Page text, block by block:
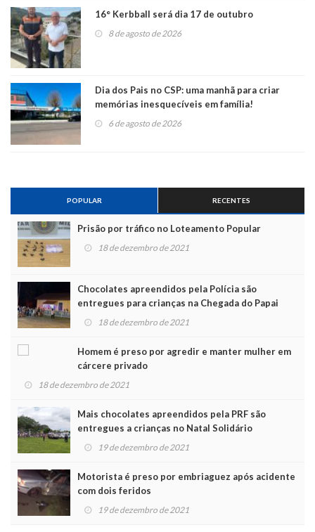
16° Kerbball será dia 17 de outubro
8 de agosto de 2026
Dia dos Pais no CSP: uma manhã para criar
memórias inesquecíveis em família!
6 de agosto de 2026
POPULAR RECENTES
Prisão por tráfico no Loteamento Popular
18 de dezembro de 2021
Chocolates apreendidos pela Polícia são
entregues para crianças na Chegada do Papai
Noel 18 de dezembro de 2021
Homem é preso por agredir e manter mulher em
cárcere privado
18 de dezembro de 2021
Mais chocolates apreendidos pela PRF são
entregues a crianças no Natal Solidário
19 de dezembro de 2021
Motorista é preso por embriaguez após acidente
com dois feridos
19 de dezembro de 2021